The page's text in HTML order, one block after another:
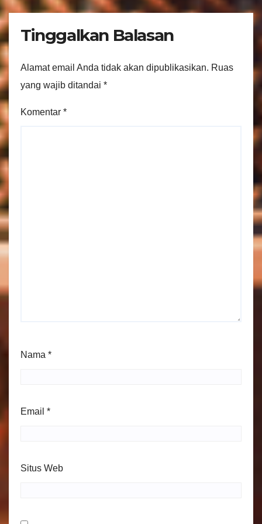
Tinggalkan Balasan
Alamat email Anda tidak akan dipublikasikan. Ruas
yang wajib ditandai *
Komentar *
Nama *
Email *
Situs Web